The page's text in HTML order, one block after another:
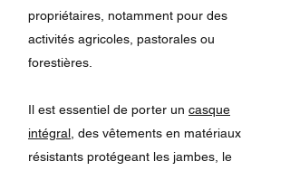
propriétaires, notamment pour des
activités agricoles, pastorales ou
forestières.
Il est essentiel de porter un casque
intégral , des vêtements en matériaux
résistants protégeant les jambes, le